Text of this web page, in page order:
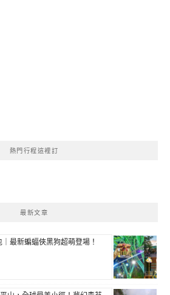
熱門行程這裡訂
最新文章
最新蝙蝠俠黑狗超萌登場！